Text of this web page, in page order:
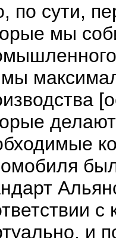
по сути,
мы
и